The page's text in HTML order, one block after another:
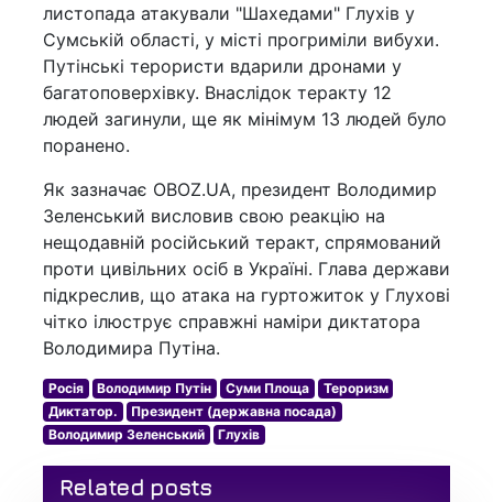
листопада атакували "Шахедами" Глухів у
Сумській області, у місті прогриміли вибухи.
Путінські терористи вдарили дронами у
багатоповерхівку. Внаслідок теракту 12
людей загинули, ще як мінімум 13 людей було
поранено.
Як зазначає OBOZ.UA, президент Володимир
Зеленський висловив свою реакцію на
нещодавній російський теракт, спрямований
проти цивільних осіб в Україні. Глава держави
підкреслив, що атака на гуртожиток у Глухові
чітко ілюструє справжні наміри диктатора
Володимира Путіна.
Росія Володимир Путін Суми Площа
Тероризм
Диктатор.
Президент (державна посада)
Володимир Зеленський
Глухів
Related posts